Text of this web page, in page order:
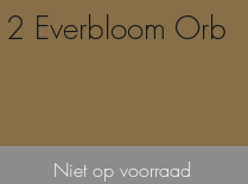
Everbloom Orb
Niet op voorraad